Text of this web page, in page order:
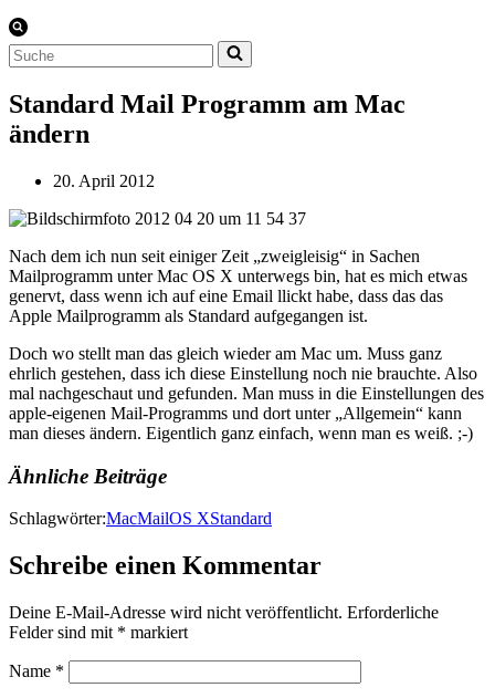
Suchen
nach …
Standard Mail Programm am Mac
ändern
20. April 2012
Nach dem ich nun seit einiger Zeit „zweigleisig“ in Sachen
Mailprogramm unter Mac OS X unterwegs bin, hat es mich etwas
genervt, dass wenn ich auf eine Email llickt habe, dass das das
Apple Mailprogramm als Standard aufgegangen ist.
Doch wo stellt man das gleich wieder am Mac um. Muss ganz
ehrlich gestehen, dass ich diese Einstellung noch nie brauchte. Also
mal nachgeschaut und gefunden. Man muss in die Einstellungen des
apple-eigenen Mail-Programms und dort unter „Allgemein“ kann
man dieses ändern. Eigentlich ganz einfach, wenn man es weiß. ;-)
Ähnliche Beiträge
Schlagwörter:MacMailOS XStandard
Schreibe einen Kommentar
Deine E-Mail-Adresse wird nicht veröffentlicht. Erforderliche
Felder sind mit * markiert
Name *